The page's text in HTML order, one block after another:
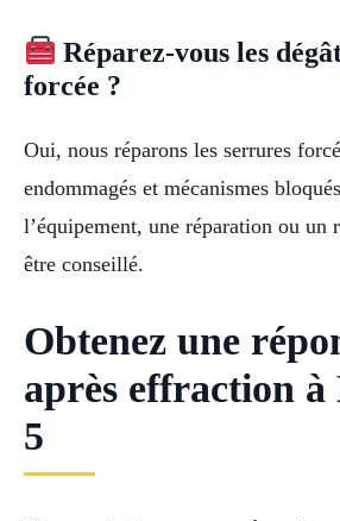
Réparez-vous les
forcée ?
Oui, nous réparons les serrures
endommagés et mécanismes
l’équipement, une réparation ou un
être conseillé.
Obtenez une
après effraction à
5